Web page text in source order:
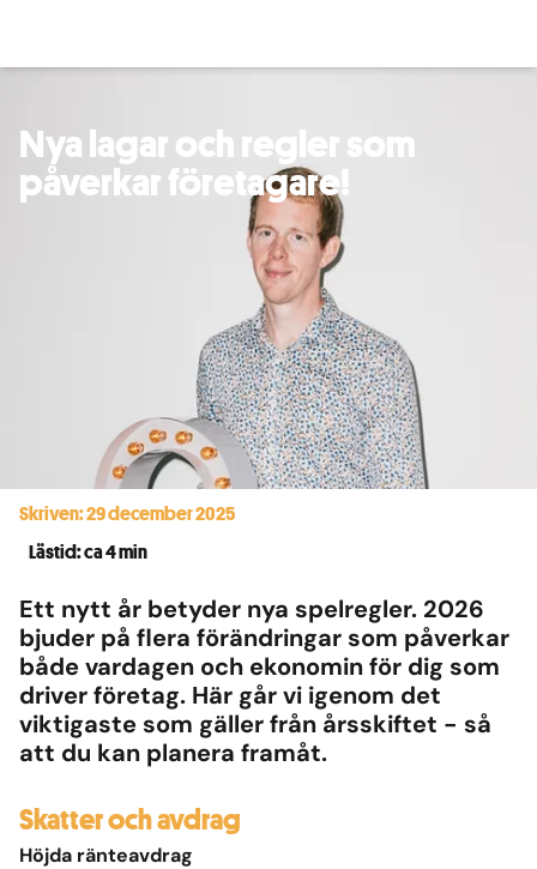
Nya lagar och regler som
påverkar företagare!
Skriven: 29 december 2025
Lästid: ca 4 min
Ett nytt år betyder nya spelregler. 2026
bjuder på flera förändringar som påverkar
både vardagen och ekonomin för dig som
driver företag. Här går vi igenom det
viktigaste som gäller från årsskiftet - så
att du kan planera framåt.
Skatter och avdrag
Höjda ränteavdrag